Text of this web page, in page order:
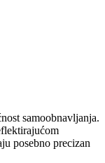
samoobnavljanja.
posebno precizan